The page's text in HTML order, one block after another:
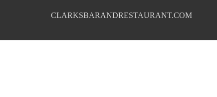
CLARKSBARANDRESTAURANT.COM